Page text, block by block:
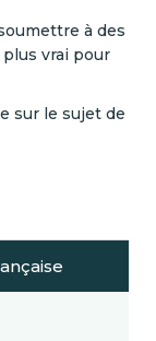
à des
plus vrai pour
sur le sujet de